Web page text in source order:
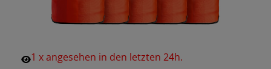
1 xangesehen in den letzten 24h.